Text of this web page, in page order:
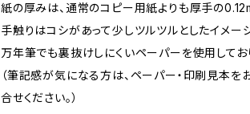
紙の厚みは、通常のコピー用紙よりも厚手の
手触りはコシがあって少しツルツルとしたイメージ
万年筆でも裏抜けしにくいペーパーを使用してお
（筆記感が気になる方は、ペーパー・印刷見本
合せください。）